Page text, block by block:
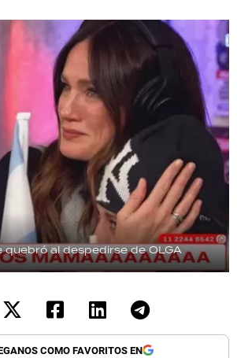
quebró al despedirse de OLGA
COMO FAVORITOS EN